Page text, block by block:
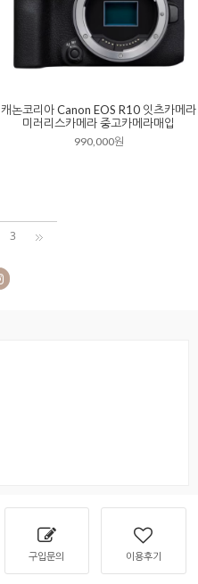
캐논코리아 Canon EOS R10 잇츠카메라
미러리스카메라 중고카메라매입
990,000원
3
구입문의 이용후기